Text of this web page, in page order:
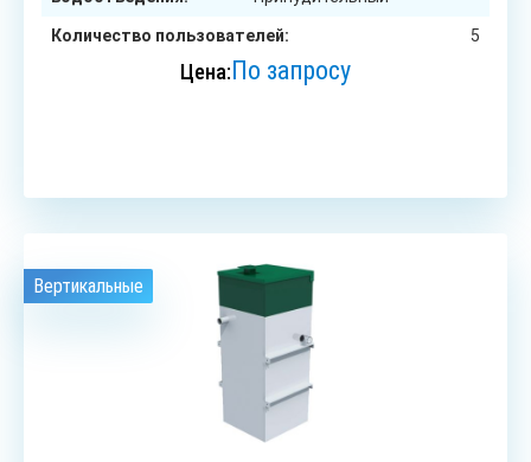
Количество пользователей: 5
Цена:По запросу
Вертикальные